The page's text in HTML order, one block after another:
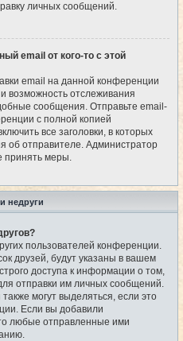
личных сообщений.
email от кого-то с этой
email на данной конференции
возможность отслеживания
сообщения. Отправьте email-
с полной копией
все заголовки, в которых
об отправителе. Администратор
принять меры.
недруги
пользователей конференции.
друзей, будут указаны в вашем
доступа к информации о том,
отправки им личных сообщений.
могут выделяться, если это
Если вы добавили
любые отправленные ими